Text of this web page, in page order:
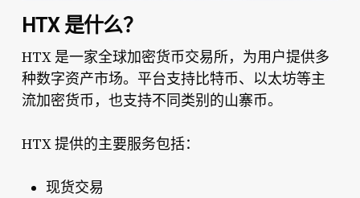
HTX 是什么？
HTX 是一家全球加密货币交易所，为用户提供多
种数字资产市场。平台支持比特币、以太坊等主
流加密货币，也支持不同类别的山寨币。
HTX 提供的主要服务包括：
现货交易